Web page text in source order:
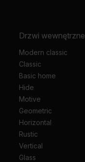
Drzwi wewnętrzne
Modern classic
Classic
Basic home
Hide
Motive
Geometric
Horizontal
Rustic
Vertical
Glass